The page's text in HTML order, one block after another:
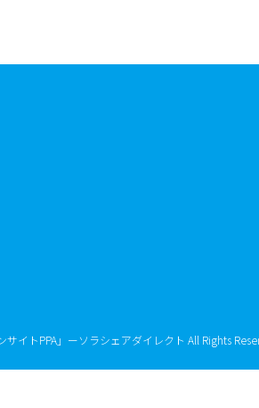
イトPPA」ーソラシェアダイレクト All Rights